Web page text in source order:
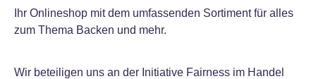
Ihr Onlineshop mit dem umfassenden Sortiment für alles
zum Thema Backen und mehr.
Wir beteiligen uns an der Initiative Fairness im Handel